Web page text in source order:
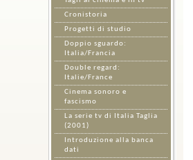
Cronistoria
Progetti di studio
Doppio sguardo:
Italia/Francia
Double regard:
Italie/France
Cinema sonoro e
fascismo
La serie tv di Italia Taglia
(2001)
Introduzione alla banca
dati